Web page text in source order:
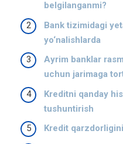
belgilanganmi?
Bank tizimidagi
yo‘nalishlarda
Ayrim banklar
uchun jarimaga
Kreditni qanday
tushuntirish
Kredit